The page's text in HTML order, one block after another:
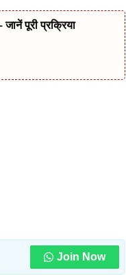
पूरी प्रक्रिया
Join Now